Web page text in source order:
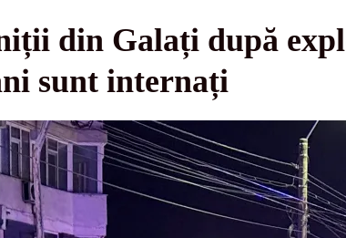
din Galați după
sunt internați